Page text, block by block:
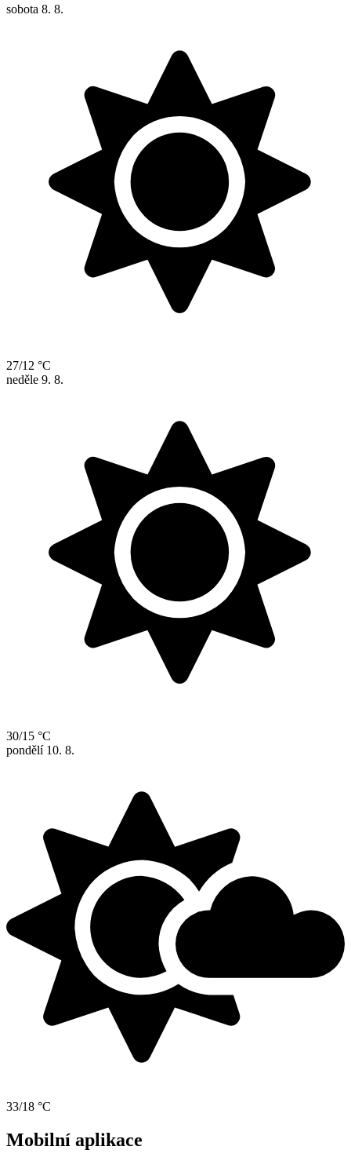
sobota 8. 8.
27/12 °C
neděle 9. 8.
30/15 °C
pondělí 10. 8.
33/18 °C
Mobilní aplikace